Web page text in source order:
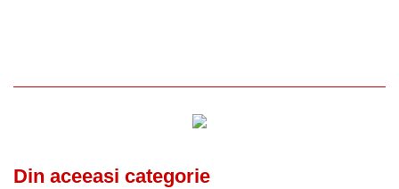
Din aceeasi categorie